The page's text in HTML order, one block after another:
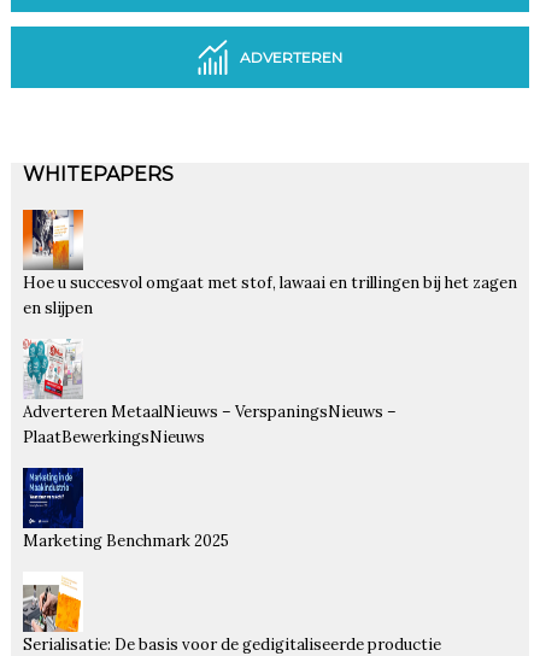
ADVERTEREN
WHITEPAPERS
Hoe u succesvol omgaat met stof, lawaai en trillingen bij het zagen
en slijpen
Adverteren MetaalNieuws – VerspaningsNieuws –
PlaatBewerkingsNieuws
Marketing Benchmark 2025
Serialisatie: De basis voor de gedigitaliseerde productie